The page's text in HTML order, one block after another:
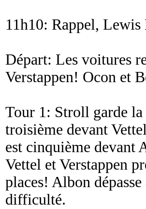
11h10: Rappel,
Départ: Les voitures
Verstappen! Ocon et
Tour 1: Stroll garde la
troisième devant
est cinquième devant
Vettel et Verstappen
places! Albon
difficulté.